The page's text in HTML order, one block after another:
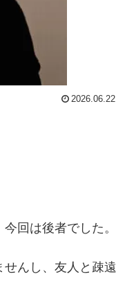
2026.06.22
回は後者でした。
んし、友人と疎遠